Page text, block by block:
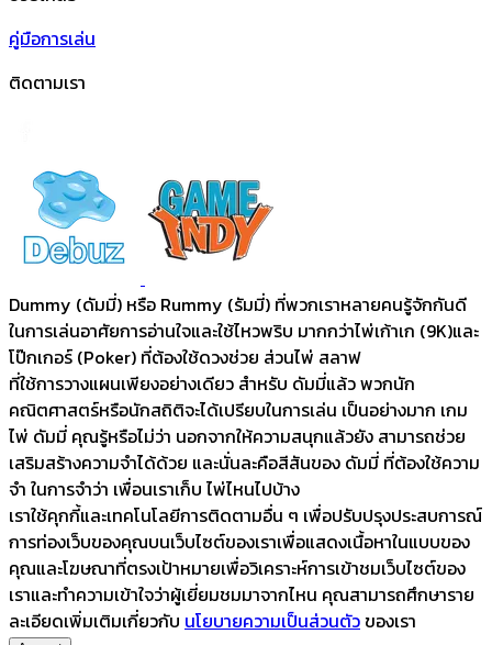
คู่มือการเล่น
ติดตามเรา
Dummy (ดัมมี่) หรือ Rummy (รัมมี่) ที่พวกเราหลายคนรู้จักกันดี
ในการเล่นอาศัยการอ่านใจและใช้ไหวพริบ มากกว่าไพ่เก้าเก (9K)และ
โป๊กเกอร์ (Poker) ที่ต้องใช้ดวงช่วย ส่วนไพ่ สลาฟ
ที่ใช้การวางแผนเพียงอย่างเดียว สำหรับ ดัมมี่แล้ว พวกนัก
คณิตศาสตร์หรือนักสถิติจะได้เปรียบในการเล่น เป็นอย่างมาก เกม
ไพ่ ดัมมี่ คุณรู้หรือไม่ว่า นอกจากให้ความสนุกแล้วยัง สามารถช่วย
เสริมสร้างความจำได้ด้วย และนั่นละคือสีสันของ ดัมมี่ ที่ต้องใช้ความ
จำ ในการจำว่า เพื่อนเราเก็บ ไพ่ไหนไปบ้าง
เราใช้คุกกี้และเทคโนโลยีการติดตามอื่น ๆ เพื่อปรับปรุงประสบการณ์
การท่องเว็บของคุณบนเว็บไซต์ของเราเพื่อแสดงเนื้อหาในแบบของ
คุณและโฆษณาที่ตรงเป้าหมายเพื่อวิเคราะห์การเข้าชมเว็บไซต์ของ
เราและทำความเข้าใจว่าผู้เยี่ยมชมมาจากไหน คุณสามารถศึกษาราย
ละเอียดเพิ่มเติมเกี่ยวกับ นโยบายความเป็นส่วนตัวของเรา